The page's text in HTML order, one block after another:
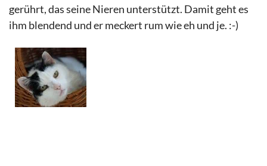
gerührt, das seine Nieren unterstützt. Damit geht es
ihm blendend und er meckert rum wie eh und je. :-)